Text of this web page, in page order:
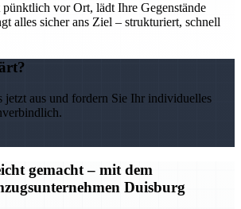
pünktlich vor Ort, lädt Ihre Gegenstände
alles sicher ans Ziel – strukturiert, schnell
jetzt aus und fordern Sie Ihr individuelles
gemacht – mit dem
Duisburg